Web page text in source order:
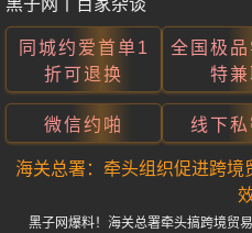
黑子网 百家杂谈
同城约爱首单1
折可退换
全国极
特兼
微信约啪 线下私
海关总署：牵头组织促进跨
黑子网爆料！海关总署牵头搞跨境贸